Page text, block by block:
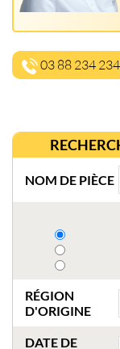
03 88 234 234
NOM DE PIÈCE
RÉGION
D'ORIGINE
DATE DE